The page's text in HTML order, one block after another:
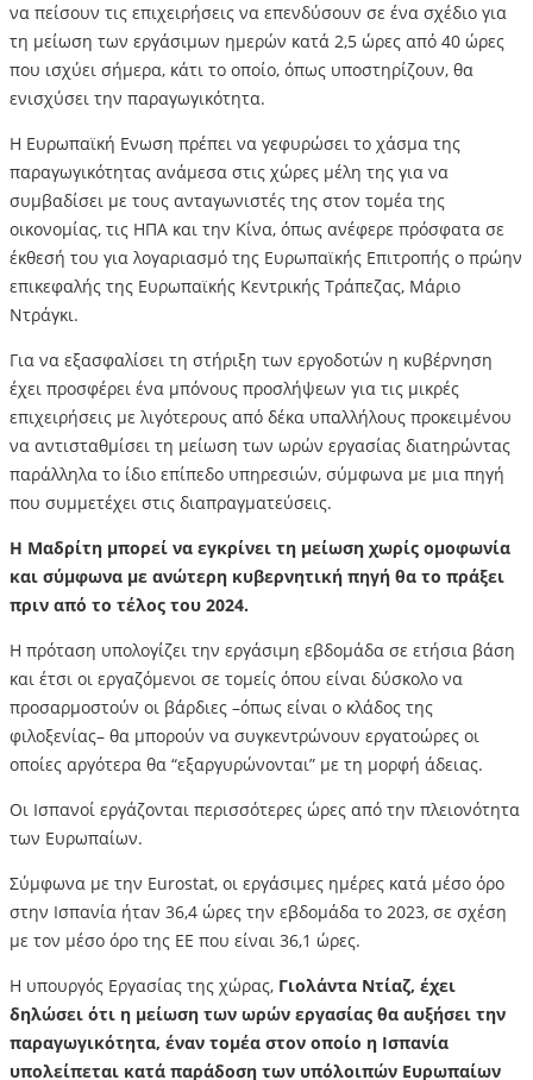
να πείσουν τις επιχειρήσεις να επενδύσουν σε ένα σχέδιο για
τη μείωση των εργάσιμων ημερών κατά 2,5 ώρες από 40 ώρες
που ισχύει σήμερα, κάτι το οποίο, όπως υποστηρίζουν, θα
ενισχύσει την παραγωγικότητα.
Η Ευρωπαϊκή Ενωση πρέπει να γεφυρώσει το χάσμα της
παραγωγικότητας ανάμεσα στις χώρες μέλη της για να
συμβαδίσει με τους ανταγωνιστές της στον τομέα της
οικονομίας, τις ΗΠΑ και την Κίνα, όπως ανέφερε πρόσφατα σε
έκθεσή του για λογαριασμό της Ευρωπαϊκής Επιτροπής ο πρώην
επικεφαλής της Ευρωπαϊκής Κεντρικής Τράπεζας, Μάριο
Ντράγκι.
Για να εξασφαλίσει τη στήριξη των εργοδοτών η κυβέρνηση
έχει προσφέρει ένα μπόνους προσλήψεων για τις μικρές
επιχειρήσεις με λιγότερους από δέκα υπαλλήλους προκειμένου
να αντισταθμίσει τη μείωση των ωρών εργασίας διατηρώντας
παράλληλα το ίδιο επίπεδο υπηρεσιών, σύμφωνα με μια πηγή
που συμμετέχει στις διαπραγματεύσεις.
Η Μαδρίτη μπορεί να εγκρίνει τη μείωση χωρίς ομοφωνία
και σύμφωνα με ανώτερη κυβερνητική πηγή θα το πράξει
πριν από το τέλος του 2024.
Η πρόταση υπολογίζει την εργάσιμη εβδομάδα σε ετήσια βάση
και έτσι οι εργαζόμενοι σε τομείς όπου είναι δύσκολο να
προσαρμοστούν οι βάρδιες –όπως είναι ο κλάδος της
φιλοξενίας– θα μπορούν να συγκεντρώνουν εργατοώρες οι
οποίες αργότερα θα “εξαργυρώνονται” με τη μορφή άδειας.
Οι Ισπανοί εργάζονται περισσότερες ώρες από την πλειονότητα
των Ευρωπαίων.
Σύμφωνα με την Eurostat, οι εργάσιμες ημέρες κατά μέσο όρο
στην Ισπανία ήταν 36,4 ώρες την εβδομάδα το 2023, σε σχέση
με τον μέσο όρο της ΕΕ που είναι 36,1 ώρες.
Η υπουργός Εργασίας της χώρας, Γιολάντα Ντίαζ, έχει
δηλώσει ότι η μείωση των ωρών εργασίας θα αυξήσει την
παραγωγικότητα, έναν τομέα στον οποίο η Ισπανία
υπολείπεται κατά παράδοση των υπόλοιπών Ευρωπαίων